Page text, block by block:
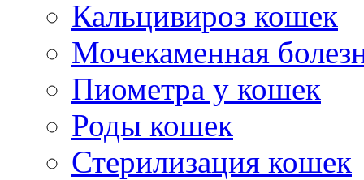
Кальцивироз кошек
Мочекаменная
Пиометра у кошек
Роды кошек
Стерилизация кошек